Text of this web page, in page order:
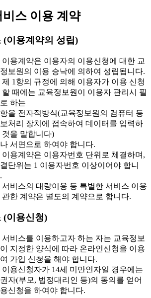
비스 이용 계약
(이용계약의 성립)
용계약은 이용자의 이용신청에 대한 교
보원의 이용 승낙에 의하여 성립됩니다.
1항의 규정에 의해 이용자가 이용 신청
할 때에는 교육정보원이 이용자 관리시 필
하는
을 전자적방식(교육정보원의 컴퓨터 등
처리 장치에 접속하여 데이터를 입력하
것을 말합니다)
서면으로 하여야 합니다.
용계약은 이용자번호 단위로 체결하며,
단위는 1 이용자번호 이상이어야 합니
비스의 대량이용 등 특별한 서비스 이용
관한 계약은 별도의 계약으로 합니다.
(이용신청)
비스를 이용하고자 하는 자는 교육정보
지정한 양식에 따라 온라인신청을 이용
가입 신청을 해야 합니다.
용신청자가 14세 미만인자일 경우에는
자(부모, 법정대리인 등)의 동의를 얻어
신청을 하여야 합니다.